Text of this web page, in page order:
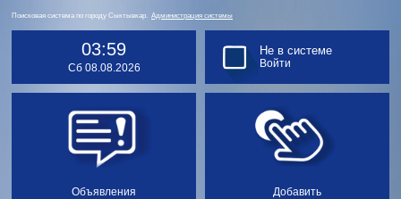
Поисковая система по городу Сыктывкар. Администрация системы
03:59
Сб 08.08.2026
Объявления Добавить
Не в системе
Войти